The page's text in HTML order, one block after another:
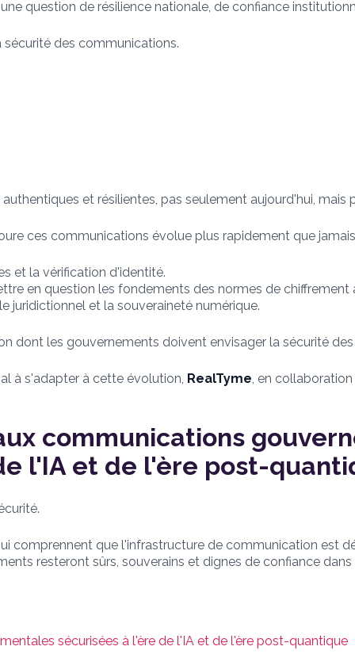
question de résilience nationale, de confiance
des communications.
et résilientes, pas seulement aujourd'hui, mais
ces communications évolue plus rapidement que
et la vérification d'identité.
en question les fondements des normes de chiffrement
juridictionnel et la souveraineté numérique.
dont les gouvernements doivent envisager la sécurité
à s'adapter à cette évolution, RealTyme , en
communications
l'IA et de l'ère post-
comprennent que l'infrastructure de communication est
resteront sûrs, souverains et dignes de confiance
sécurisées à l'ère de l'IA et de l'ère post-quantique